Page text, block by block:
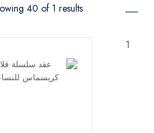
1
40 of 1 results